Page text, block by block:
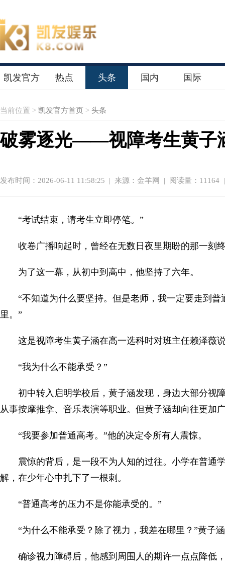
凯发官方 热点 头条 国内 国际
当前位置 > 凯发官方首页 > 头条
破雾逐光——视障考生黄子
发布时间：2026-06-11 11:58:25 | 来源：金羊网 | 阅读量：
“考试结束，请考生立即停笔。”
收卷广播响起时，曾经在无数日夜里期盼的那一
为了这一幕，从初中到高中，他坚持了六年。
“不知道为什么要坚持。但是老师，我一定要走到
里。”
这是视障考生黄子涵在高一选科时对班主任赖泽薇
“我为什么不能承受？”
初中转入启明学校后，黄子涵发现，身边大部分视
从事按摩推拿、音乐表演等职业。但黄子涵却向往更加
“我要参加普通高考。”他的决定令所有人震惊。
震惊的背后，是一段不为人知的过往。小学在普通
解，在少年心中扎下了一根刺。
“普通高考的压力不是你能承受的。”
“为什么不能承受？除了视力，我差在哪里？”黄子
确诊视力障碍后，他感到周围人的期许一点点降低